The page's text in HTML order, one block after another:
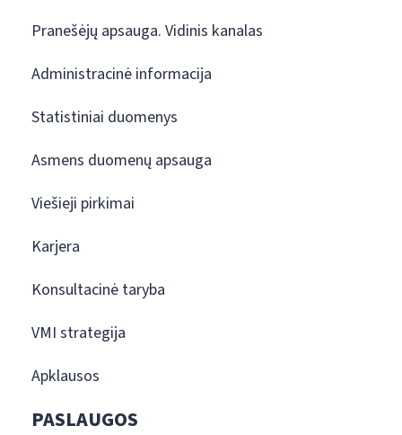
Pranešėjų apsauga. Vidinis kanalas
Administracinė informacija
Statistiniai duomenys
Asmens duomenų apsauga
Viešieji pirkimai
Karjera
Konsultacinė taryba
VMI strategija
Apklausos
PASLAUGOS